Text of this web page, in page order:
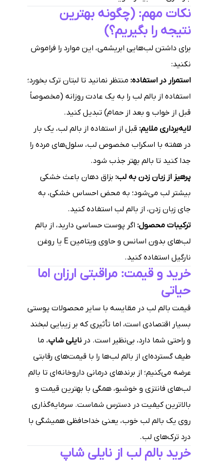
نکات مهم: (چگونه بهترین
نتیجه را بگیریم؟)
برای داشتن لب‌هایی ابریشمی، این موارد را فراموش
نکنید:
استمرار در استفاده: منتظر نمانید تا لبتان ترک بخورد؛
استفاده از بالم لب را به یک عادت روزانه (مخصوصاً
قبل از خواب و بعد از حمام) تبدیل کنید.
لایه‌برداری ملایم: قبل از استفاده از بالم لب، یک بار
در هفته با اسکراب مخصوص لب، سلول‌های مرده را
جدا کنید تا بالم بهتر جذب شود.
پرهیز از زبان زدن به لب: بزاق دهان باعث خشکی
بیشتر لب می‌شود؛ به محض احساس خشکی، به
جای زبان زدن، از بالم لب استفاده کنید.
ترکیبات محصول: اگر پوست حساسی دارید، از بالم
لب‌های بدون اسانس و حاوی ویتامین E یا روغن
نارگیل استفاده کنید.
خرید و قیمت: مراقبتی ارزان اما
حیاتی
قیمت بالم لب در مقایسه با سایر محصولات پوستی
بسیار اقتصادی است، اما تأثیری که بر زیبایی لبخند
و راحتی شما دارد، بی‌نظیر است. در نایلی شاپ، ما
طیف گسترده‌ای از بالم لب‌ها را با قیمت‌های رقابتی
عرضه می‌کنیم؛ از برندهای درمانی داروخانه‌ای تا بالم
لب‌های فانتزی و خوشبو، همگی با بهترین قیمت و
بالاترین کیفیت در دسترس شماست. سرمایه‌گذاری
روی یک بالم لب خوب، یعنی خداحافظی همیشگی با
درد ترک‌های لب.
خرید بالم لب از نایلی شاپ